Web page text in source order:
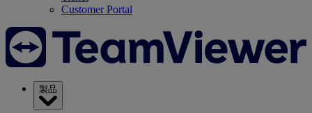
Customer Portal
製品